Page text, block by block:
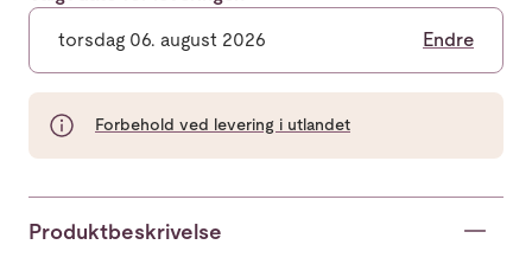
torsdag 06. august 2026 Endre
Forbehold ved levering i utlandet
Produktbeskrivelse